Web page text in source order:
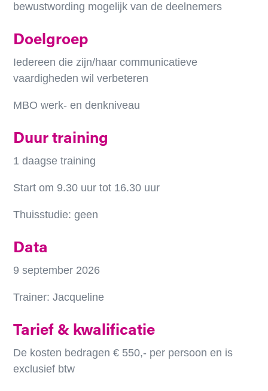
bewustwording mogelijk van de deelnemers
Doelgroep
Iedereen die zijn/haar communicatieve
vaardigheden wil verbeteren
MBO werk- en denkniveau
Duur training
1 daagse training
Start om 9.30 uur tot 16.30 uur
Thuisstudie: geen
Data
9 september 2026
Trainer: Jacqueline
Tarief & kwalificatie
De kosten bedragen € 550,- per persoon en is
exclusief btw